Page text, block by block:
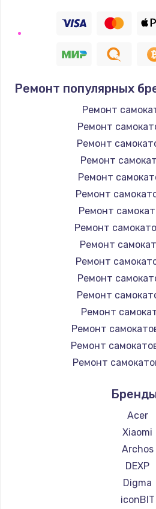
Ремонт популярных
Ремонт
Ремонт
Ремонт
Ремонт
Ремонт
Ремонт
Ремонт
Ремонт
Ремонт
Ремонт
Ремонт
Ремонт
Ремонт
Ремонт
Ремонт
Ремонт
Ремонт
Ремонт
Ремонт
Ремонт
Ремонт
Ремонт
Ремонт
Acer
Xiaomi
Archos
DEXP
Digma
iconBIT